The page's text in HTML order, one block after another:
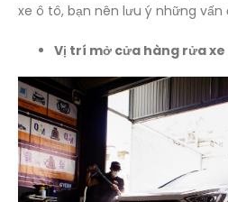
xe ô tô, bạn nên lưu ý những vấn
Vị trí mở cửa hàng rửa xe